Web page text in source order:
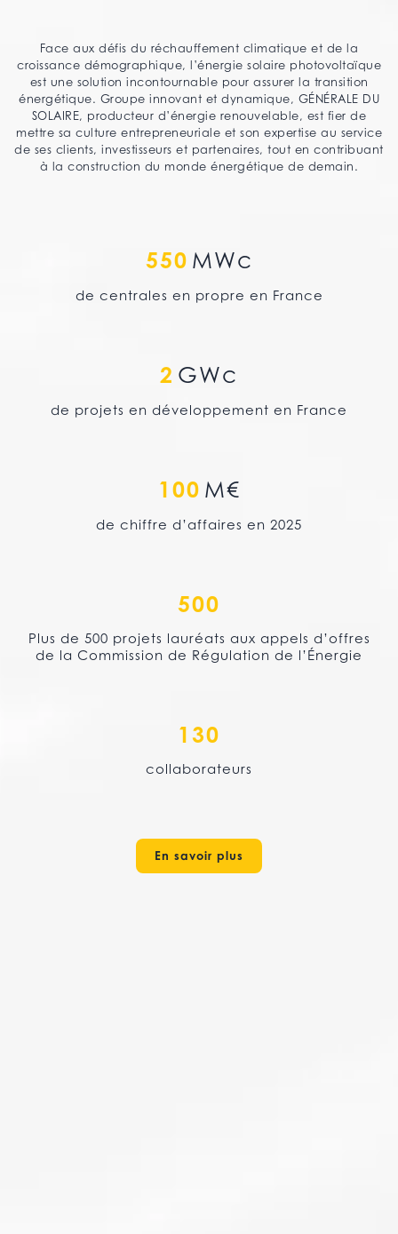
Face aux défis du réchauffement climatique et de la
croissance démographique, l’énergie solaire photovoltaïque
est une solution incontournable pour assurer la transition
énergétique. Groupe innovant et dynamique, GÉNÉRALE DU
SOLAIRE, producteur d’énergie renouvelable, est fier de
mettre sa culture entrepreneuriale et son expertise au service
de ses clients, investisseurs et partenaires, tout en contribuant
à la construction du monde énergétique de demain.
550 MWc
de centrales en propre en France
2 GWc
de projets en développement en France
100 M€
de chiffre d’affaires en 2025
500
Plus de 500 projets lauréats aux appels d’offres
de la Commission de Régulation de l’Énergie
130
collaborateurs
En savoir plus